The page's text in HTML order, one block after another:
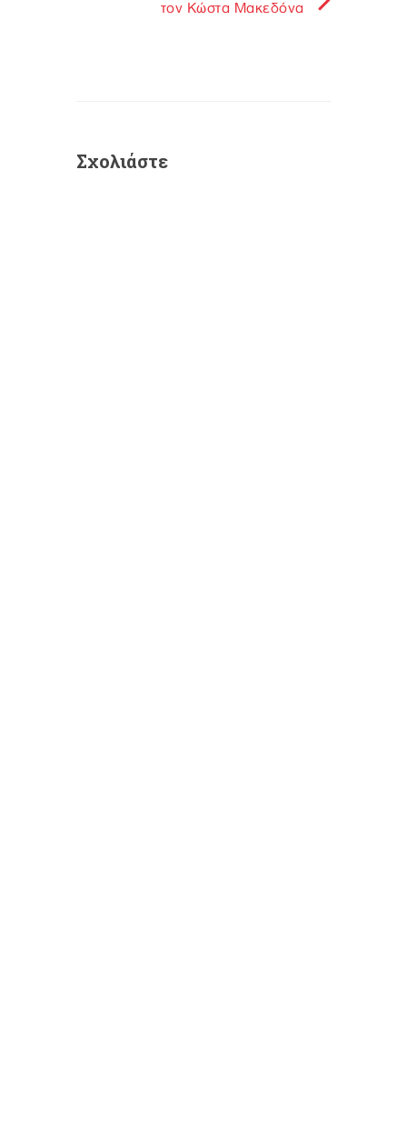
τον Κώστα Μακεδόνα
Σχολιάστε